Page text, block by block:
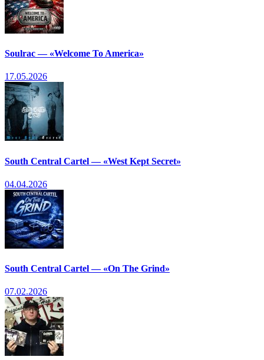
Soulrac — «Welcome To America»
17.05.2026
South Central Cartel — «West Kept Secret»
04.04.2026
South Central Cartel — «On The Grind»
07.02.2026